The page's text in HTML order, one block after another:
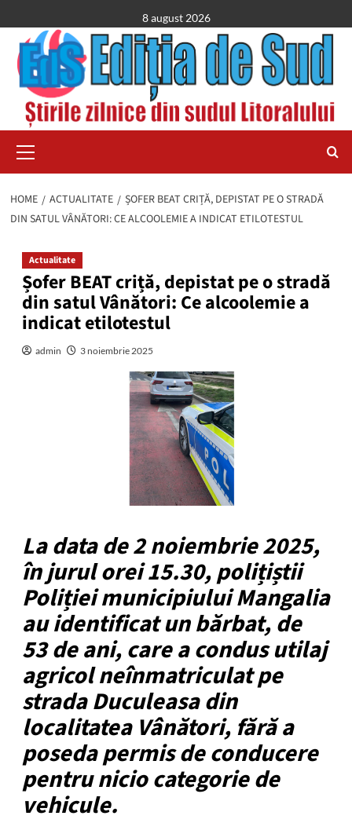
to
content
8 august 2026
Menu
HOME ACTUALITATE
ȘOFER BEAT CRIȚĂ, DEPISTAT PE O STRADĂ
DIN SATUL VÂNĂTORI: CE ALCOOLEMIE A INDICAT ETILOTESTUL
Actualitate
Șofer BEAT criță, depistat pe o stradă
din satul Vânători: Ce alcoolemie a
indicat etilotestul
admin 3 noiembrie 2025
La data de 2 noiembrie 2025,
în jurul orei 15.30, polițiștii
Poliției municipiului Mangalia
au identificat un bărbat, de
53 de ani, care a condus utilaj
agricol neînmatriculat pe
strada Duculeasa din
localitatea Vânători, fără a
poseda permis de conducere
pentru nicio categorie de
vehicule.